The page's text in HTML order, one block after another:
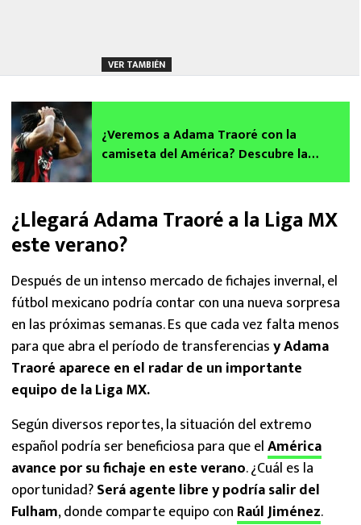
VER TAMBIÉN
¿Veremos a Adama Traoré con la
camiseta del América? Descubre la
¿Llegará Adama Traoré a la Liga MX
este verano?
Después de un intenso mercado de fichajes invernal, el
fútbol mexicano podría contar con una nueva sorpresa
en las próximas semanas. Es que cada vez falta menos
para que abra el período de transferenciasy Adama
Traoré aparece en el radar de un importante
equipo de la Liga MX.
Según diversos reportes, la situación del extremo
español podría ser beneficiosa para que elAmérica
avance por su fichaje en este verano. ¿Cuál es la
oportunidad?Será agente libre y podría salir del
Fulham, donde comparte equipo con Raúl Jiménez.